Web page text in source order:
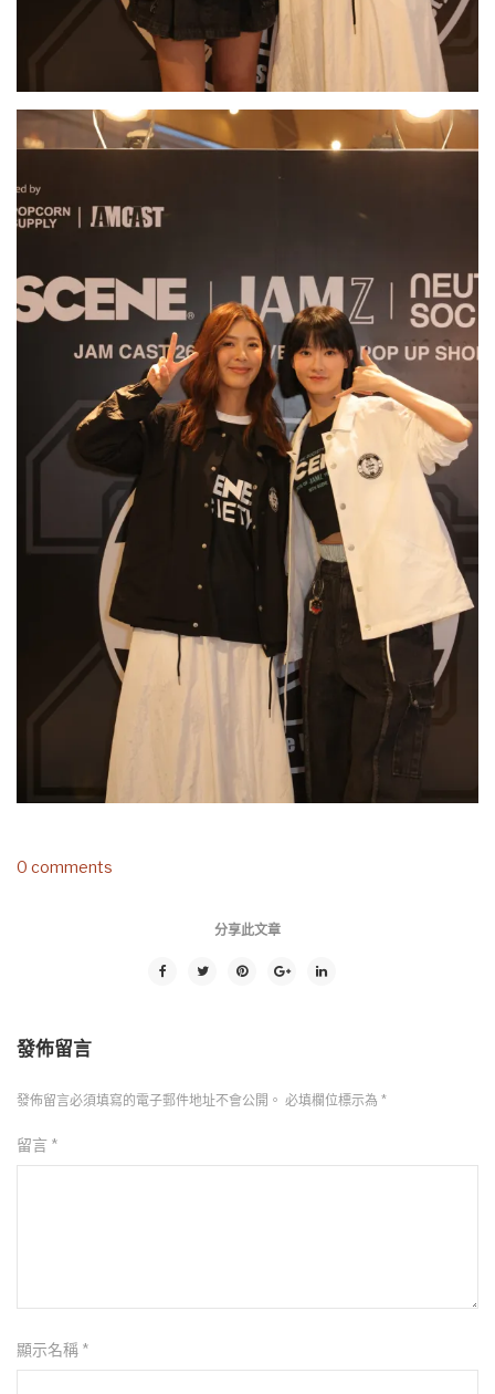
0 comments
分享此文章
發佈留言
發佈留言必須填寫的電子郵件地址不會公開。 必填欄位標示為 *
留言 *
顯示名稱 *